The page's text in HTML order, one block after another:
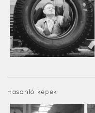
Hasonló képek: